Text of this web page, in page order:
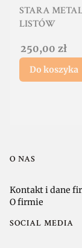
STARA
LISTÓW
Cena
250,00 zł
Do koszyka
Linki w stopce
O NAS
Kontakt i dane
O firmie
SOCIAL MEDIA